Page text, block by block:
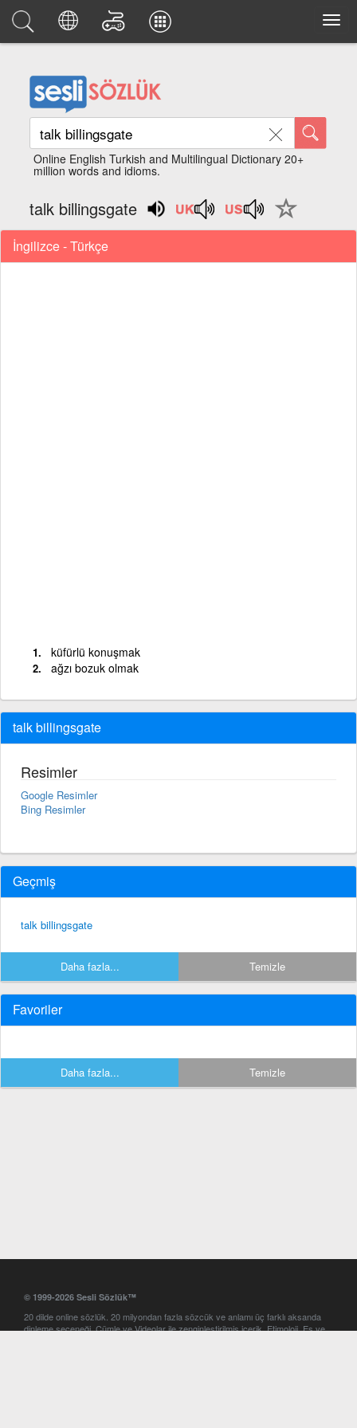
Online English Turkish and Multilingual Dictionary 20+
million words and idioms.
talk billingsgate
İngilizce - Türkçe
küfürlü konuşmak
ağzı bozuk olmak
talk billingsgate
Resimler
Google Resimler
Bing Resimler
Geçmiş
talk billingsgate
Daha fazla... Temizle
Favoriler
Daha fazla... Temizle
© 1999-2026 Sesli Sözlük™
20 dilde online sözlük. 20 milyondan fazla sözcük ve anlamı üç farklı aksanda
dinleme seçeneği. Cümle ve Videolar ile zenginleştirilmiş içerik. Etimoloji, Eş ve